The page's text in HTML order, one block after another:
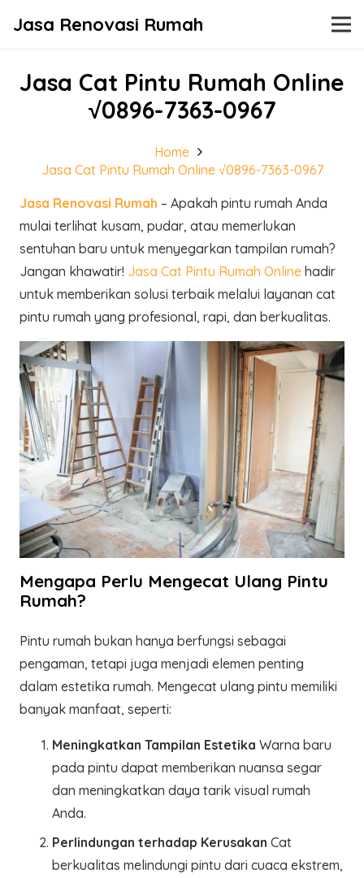
Jasa Renovasi Rumah
Jasa Cat Pintu Rumah Online
√0896-7363-0967
Home
Jasa Cat Pintu Rumah Online √0896-7363-0967
Jasa Renovasi Rumah – Apakah pintu rumah Anda
mulai terlihat kusam, pudar, atau memerlukan
sentuhan baru untuk menyegarkan tampilan rumah?
Jangan khawatir! Jasa Cat Pintu Rumah Online hadir
untuk memberikan solusi terbaik melalui layanan cat
pintu rumah yang profesional, rapi, dan berkualitas.
Mengapa Perlu Mengecat Ulang Pintu
Rumah?
Pintu rumah bukan hanya berfungsi sebagai
pengaman, tetapi juga menjadi elemen penting
dalam estetika rumah. Mengecat ulang pintu memiliki
banyak manfaat, seperti:
Meningkatkan Tampilan Estetika Warna baru
pada pintu dapat memberikan nuansa segar
dan meningkatkan daya tarik visual rumah
Anda.
Perlindungan terhadap Kerusakan Cat
berkualitas melindungi pintu dari cuaca ekstrem,